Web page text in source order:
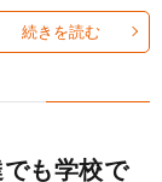
続きを読む
も学校で